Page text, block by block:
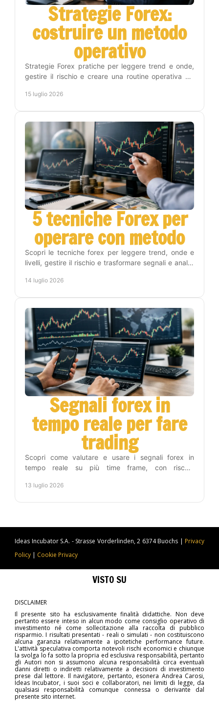
Strategie Forex:
costruire un metodo
operativo
Strategie Forex pratiche per leggere trend e onde,
gestire il rischio e creare una routine operativa sui
15 luglio 2026
5 tecniche Forex per
operare con metodo
Scopri le tecniche forex per leggere trend, onde e
livelli, gestire il rischio e trasformare segnali e analisi
14 luglio 2026
Segnali forex in
tempo reale per fare
trading
Scopri come valutare e usare i segnali forex in
tempo reale su più time frame, con rischio
lavora.
13 luglio 2026
Ideas Incubator S.A. - Strasse Vorderlinden, 2 6374 Buochs | Privacy
Policy | Cookie Privacy
VISTO SU
DISCLAIMER
Il presente sito ha esclusivamente finalità didattiche. Non deve
pertanto essere inteso in alcun modo come consiglio operativo di
investimento né come sollecitazione alla raccolta di pubblico
risparmio. I risultati presentati - reali o simulati - non costituiscono
alcuna garanzia relativamente a ipotetiche performance future.
L'attività speculativa comporta notevoli rischi economici e chiunque
la svolga lo fa sotto la propria ed esclusiva responsabilità, pertanto
gli Autori non si assumono alcuna responsabilità circa eventuali
danni diretti o indiretti relativamente a decisioni di investimento
prese dal lettore. Il navigatore, pertanto, esonera Andrea Carosi,
Ideas Incubator, i suoi soci e collaboratori, nei limiti di legge, da
qualsiasi responsabilità comunque connessa o derivante dal
presente sito internet.